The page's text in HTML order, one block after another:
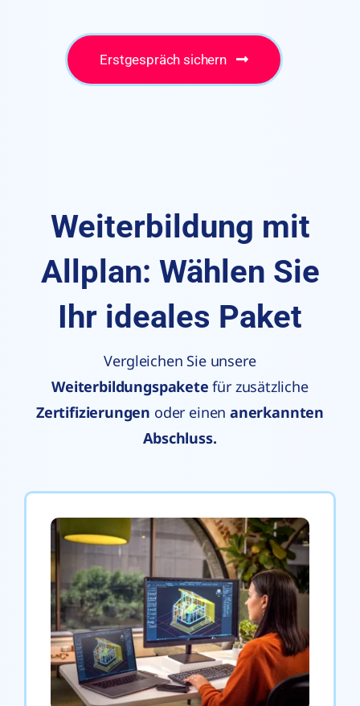
Erstgespräch sichern
Weiterbildung mit
Allplan: Wählen Sie
Ihr ideales Paket
Vergleichen Sie unsere
Weiterbildungspaketefür zusätzliche
Zertifizierungen oder einen anerkannten
Abschluss.